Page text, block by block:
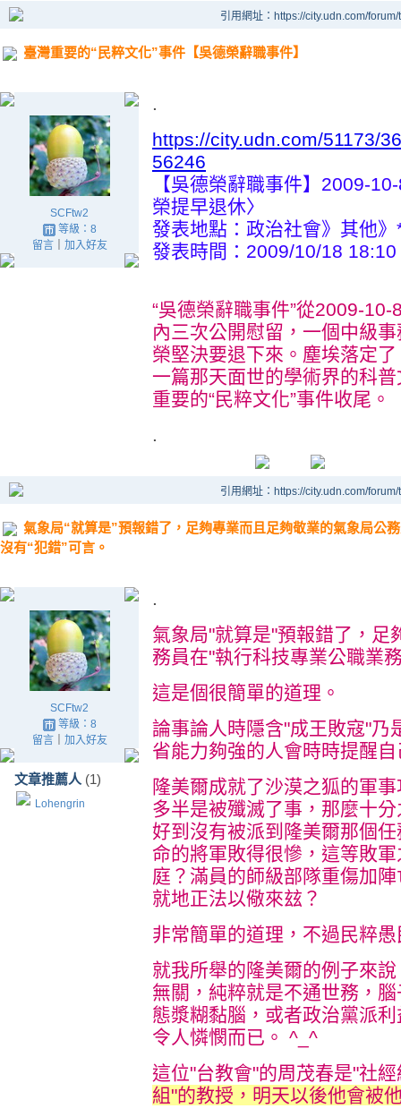
引用網址：https://city.udn.com/
臺灣重要的“民粹文化”事件【吳德榮辭職事件】
SCFtw2
等級：8
留言｜ 加入好友
.
https://city.udn.com/51173/
56246
【吳德榮辭職事件】2009-
榮提早退休〉
發表地點：政治社會》其他
發表時間：2009/10/18 18:10
“吳德榮辭職事件”從2009-
內三次公開慰留，一個中級
榮堅決要退下來。塵埃落定
一篇那天面世的學術界的科
重要的“民粹文化”事件收尾。
.
引用網址：https://city.udn.com/
氣象局“就算是”預報錯了，足夠專業而且足夠敬業的氣象局公
沒有“犯錯”可言。
SCFtw2
等級：8
留言｜ 加入好友
文章推薦人 (1)
Lohengrin
.
氣象局"就算是"預報錯了，足
務員在"執行科技專業公職業
這是個很簡單的道理。
論事論人時隱含"成王敗寇"乃
省能力夠強的人會時時提醒
隆美爾成就了沙漠之狐的軍
多半是被殲滅了事，那麼十
好到沒有被派到隆美爾那個
命的將軍敗得很慘，這等敗
庭？滿員的師級部隊重傷加
就地正法以儆來玆？
非常簡單的道理，不過民粹
就我所舉的隆美爾的例子來
無關，純粹就是不通世務，
態漿糊黏腦，或者政治黨派
令人憐憫而已。 ^_^
這位"台教會"的周茂春是"社
組"的教授，明天以後他會